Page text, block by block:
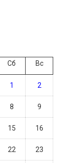
Сб Вс
1 2
8 9
15 16
22 23